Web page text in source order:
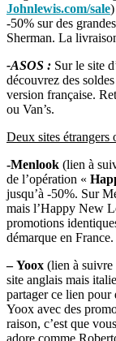
Johnlewis.com/sale
-50% sur des
Sherman. La
-ASOS : Sur le site
découvrez des
version française.
ou Van’s.
Deux sites étrangers
-Menlook (lien à
de l’opération «
jusqu’à -50%. Sur
mais l’Happy New
promotions
démarque en France.
– Yoox (lien à suivre
site anglais mais
partager ce lien pour
Yoox avec des
raison, c’est que